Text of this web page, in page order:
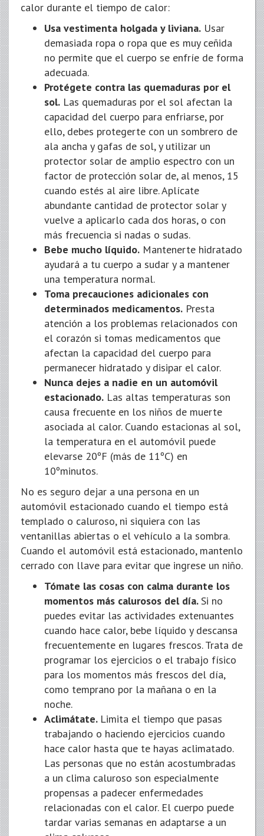
calor durante el tiempo de calor:
Usa vestimenta holgada y liviana. Usar
demasiada ropa o ropa que es muy ceñida
no permite que el cuerpo se enfríe de forma
adecuada.
Protégete contra las quemaduras por el
sol. Las quemaduras por el sol afectan la
capacidad del cuerpo para enfriarse, por
ello, debes protegerte con un sombrero de
ala ancha y gafas de sol, y utilizar un
protector solar de amplio espectro con un
factor de protección solar de, al menos, 15
cuando estés al aire libre. Aplícate
abundante cantidad de protector solar y
vuelve a aplicarlo cada dos horas, o con
más frecuencia si nadas o sudas.
Bebe mucho líquido. Mantenerte hidratado
ayudará a tu cuerpo a sudar y a mantener
una temperatura normal.
Toma precauciones adicionales con
determinados medicamentos. Presta
atención a los problemas relacionados con
el corazón si tomas medicamentos que
afectan la capacidad del cuerpo para
permanecer hidratado y disipar el calor.
Nunca dejes a nadie en un automóvil
estacionado. Las altas temperaturas son
causa frecuente en los niños de muerte
asociada al calor. Cuando estacionas al sol,
la temperatura en el automóvil puede
elevarse 20ºF (más de 11ºC) en
10ºminutos.
No es seguro dejar a una persona en un
automóvil estacionado cuando el tiempo está
templado o caluroso, ni siquiera con las
ventanillas abiertas o el vehículo a la sombra.
Cuando el automóvil está estacionado, mantenlo
cerrado con llave para evitar que ingrese un niño.
Tómate las cosas con calma durante los
momentos más calurosos del día. Si no
puedes evitar las actividades extenuantes
cuando hace calor, bebe líquido y descansa
frecuentemente en lugares frescos. Trata de
programar los ejercicios o el trabajo físico
para los momentos más frescos del día,
como temprano por la mañana o en la
noche.
Aclimátate. Limita el tiempo que pasas
trabajando o haciendo ejercicios cuando
hace calor hasta que te hayas aclimatado.
Las personas que no están acostumbradas
a un clima caluroso son especialmente
propensas a padecer enfermedades
relacionadas con el calor. El cuerpo puede
tardar varias semanas en adaptarse a un